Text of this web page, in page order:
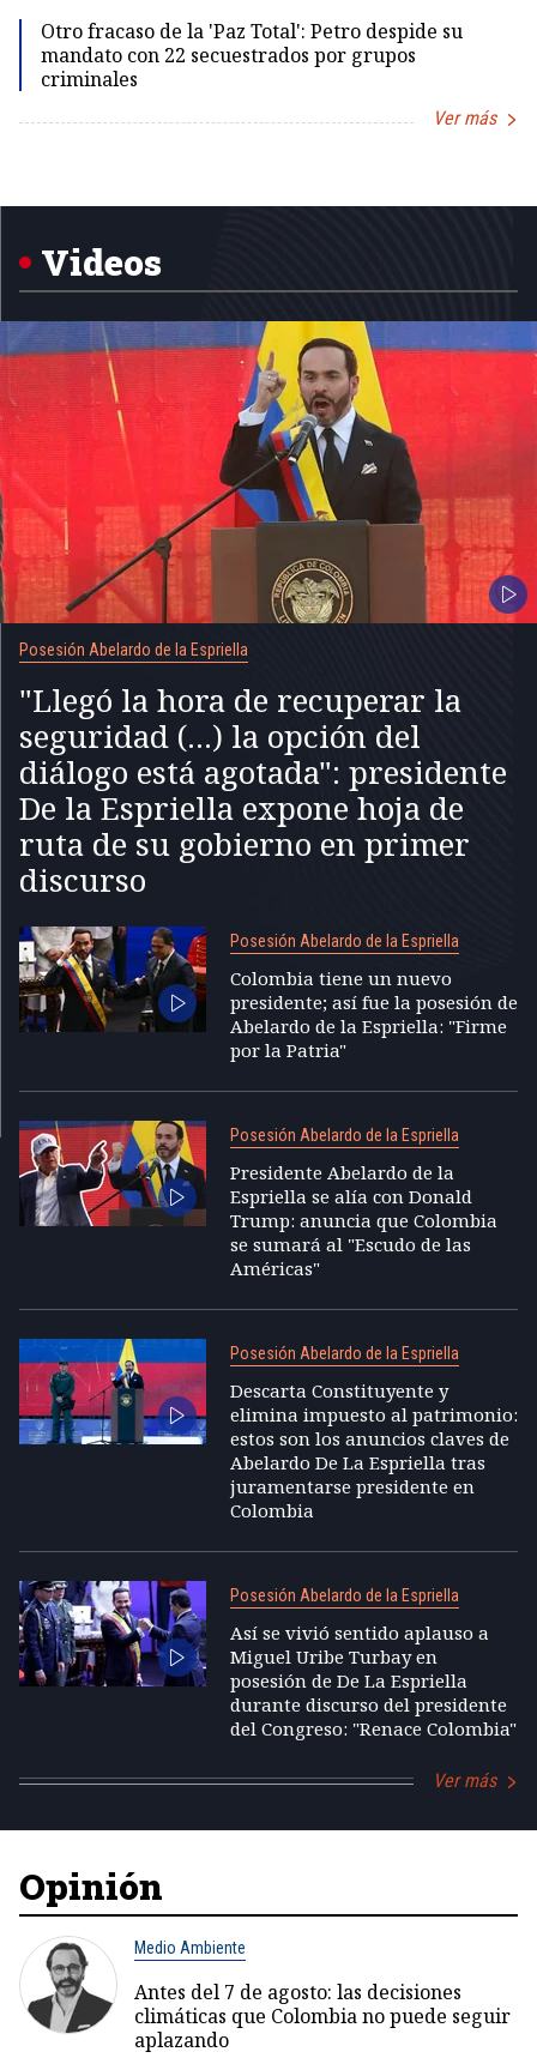
Otro fracaso de la 'Paz Total': Petro despide su
mandato con 22 secuestrados por grupos
criminales
Ver más
5
Videos
Posesión Abelardo de la Espriella
"Llegó la hora de recuperar la
seguridad (...) la opción del
diálogo está agotada": presidente
De la Espriella expone hoja de
ruta de su gobierno en primer
discurso
Posesión Abelardo de la Espriella
Colombia tiene un nuevo
presidente; así fue la posesión de
Abelardo de la Espriella: "Firme
por la Patria"
Posesión Abelardo de la Espriella
Presidente Abelardo de la
Espriella se alía con Donald
Trump: anuncia que Colombia
se sumará al "Escudo de las
Américas"
Posesión Abelardo de la Espriella
Descarta Constituyente y
elimina impuesto al patrimonio:
estos son los anuncios claves de
Abelardo De La Espriella tras
juramentarse presidente en
Colombia
Posesión Abelardo de la Espriella
Así se vivió sentido aplauso a
Miguel Uribe Turbay en
posesión de De La Espriella
durante discurso del presidente
del Congreso: "Renace Colombia"
Ver más
Opinión
Medio Ambiente
Antes del 7 de agosto: las decisiones
climáticas que Colombia no puede seguir
aplazando